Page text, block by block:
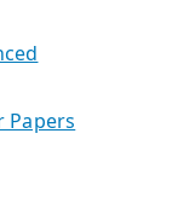
Papers